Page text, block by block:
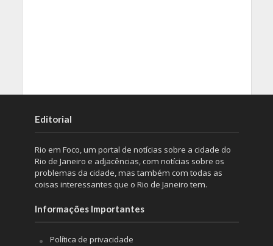
Editorial
Rio em Foco, um portal de notícias sobre a cidade do
Rio de Janeiro e adjacências, com notícias sobre os
problemas da cidade, mas também com todas as
coisas interessantes que o Rio de Janeiro tem.
Informações Importantes
Política de privacidade